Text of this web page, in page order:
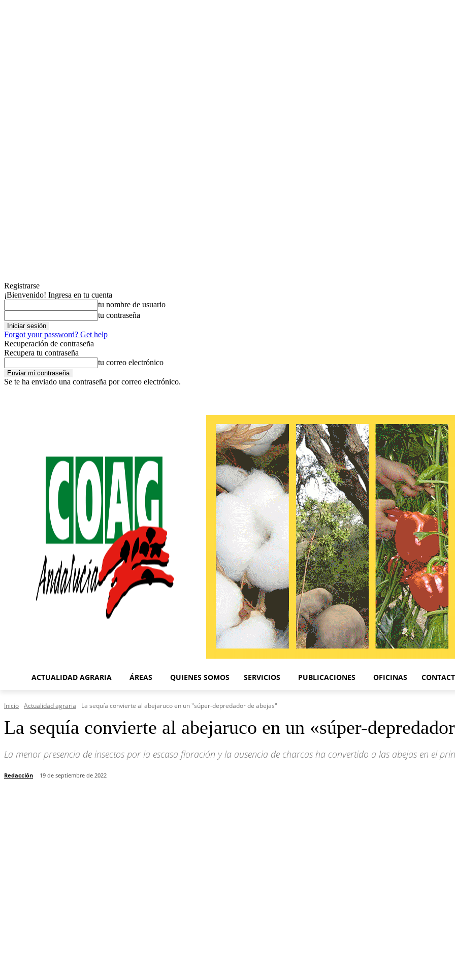
Registrarse
¡Bienvenido! Ingresa en tu cuenta
tu nombre de usuario
tu contraseña
Forgot your password? Get help
Recuperación de contraseña
Recupera tu contraseña
tu correo electrónico
Se te ha enviado una contraseña por correo electrónico.
ACTUALIDAD AGRARIA ÁREAS QUIENES SOMOS SERVICIOS PUBLICACIONES OFICINAS
Inicio Actualidad agraria La sequía convierte al abejaruco en un "súper-depredador de abejas"
La sequía convierte al abejaruco en un «súper-
La menor presencia de insectos por la escasa floración y la ausencia de charcas ha convertido a las abejas en el
Redacción 19 de septiembre de 2022